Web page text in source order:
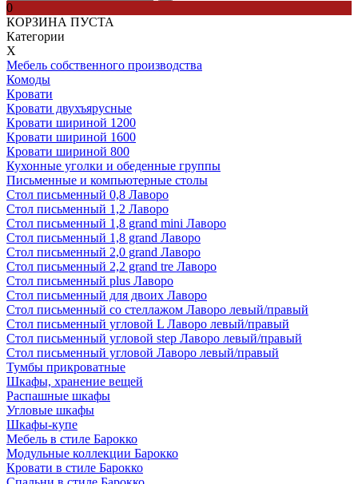
0
КОРЗИНА ПУСТА
Категории
Х
Мебель собственного производства
Комоды
Кровати
Кровати двухъярусные
Кровати шириной 1200
Кровати шириной 1600
Кровати шириной 800
Кухонные уголки и обеденные группы
Письменные и компьютерные столы
Стол письменный 0,8 Лаворо
Стол письменный 1,2 Лаворо
Стол письменный 1,8 grand mini Лаворо
Стол письменный 1,8 grand Лаворо
Стол письменный 2,0 grand Лаворо
Стол письменный 2,2 grand tre Лаворо
Стол письменный plus Лаворо
Стол письменный для двоих Лаворо
Стол письменный со стеллажом Лаворо левый/правый
Стол письменный угловой L Лаворо левый/правый
Стол письменный угловой step Лаворо левый/правый
Стол письменный угловой Лаворо левый/правый
Тумбы прикроватные
Шкафы, хранение вещей
Распашные шкафы
Угловые шкафы
Шкафы-купе
Мебель в стиле Барокко
Модульные коллекции Барокко
Кровати в стиле Барокко